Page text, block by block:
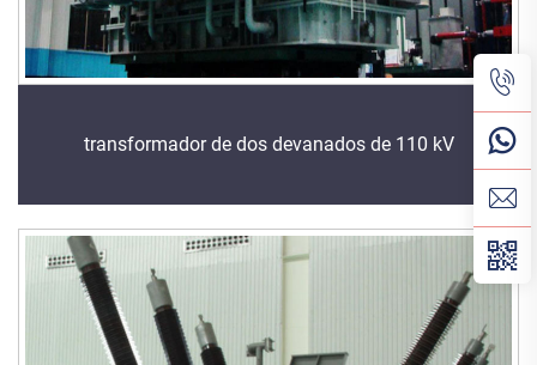
transformador de dos devanados de 110 kV